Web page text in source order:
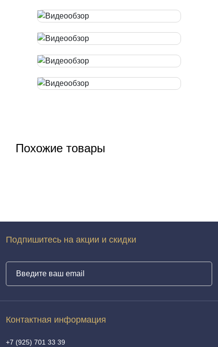
Похожие товары
Контактная информация
+7 (925) 701 33 39
Подпишитесь на акции и скидки